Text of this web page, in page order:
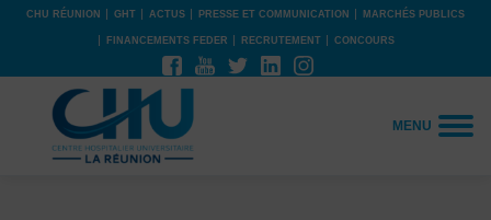
CHU RÉUNION GHT ACTUS PRESSE ET COMMUNICATION MARCHÉS PUBLICS
FINANCEMENTS FEDER RECRUTEMENT CONCOURS
MENU